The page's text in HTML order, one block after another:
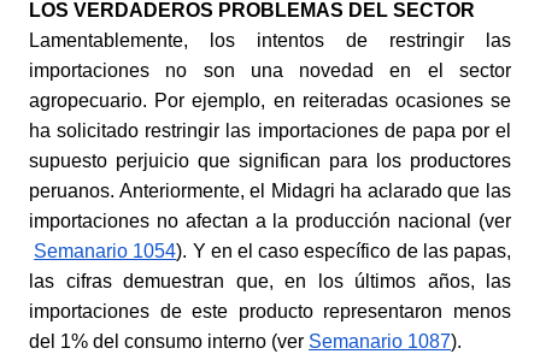
LOS VERDADEROS PROBLEMAS DEL SECTOR
Lamentablemente, los intentos de restringir las
importaciones no son una novedad en el sector
agropecuario. Por ejemplo, en reiteradas ocasiones se
ha solicitado restringir las importaciones de papa por el
supuesto perjuicio que significan para los productores
peruanos. Anteriormente, el Midagri ha aclarado que las
importaciones no afectan a la producción nacional (ver
Semanario 1054). Y en el caso específico de las papas,
las cifras demuestran que, en los últimos años, las
importaciones de este producto representaron menos
del 1% del consumo interno (ver Semanario 1087).